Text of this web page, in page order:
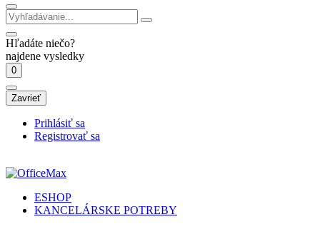
Hľadáte niečo?
najdene vysledky
0
Zavrieť
Prihlásiť sa
Registrovať sa
ESHOP
KANCELÁRSKE POTREBY